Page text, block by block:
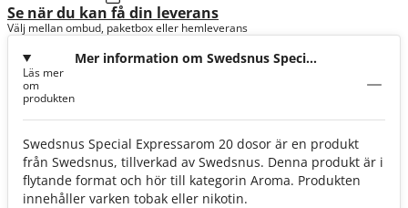
Se när du kan få din leverans
Välj mellan ombud, paketbox eller hemleverans
Mer information om Swedsnus Special
Läs mer
om
produkten
Swedsnus Special Expressarom 20 dosor är en produkt
från Swedsnus, tillverkad av Swedsnus. Denna produkt är i
flytande format och hör till kategorin Aroma. Produkten
innehåller varken tobak eller nikotin.